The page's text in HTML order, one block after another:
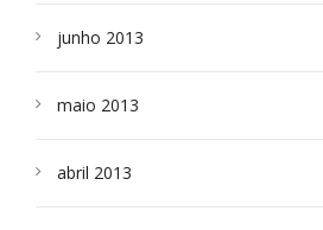
junho 2013
maio 2013
abril 2013